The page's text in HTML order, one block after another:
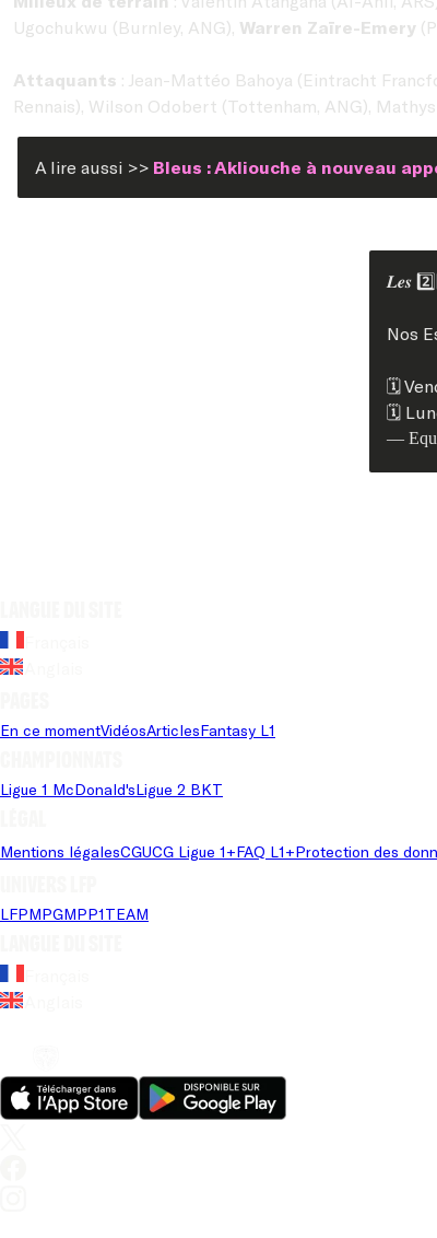
Ugochukwu (Burnley, ANG), Warren Zaïre-Emery
Attaquants : Jean-Mattéo Bahoya (Eintracht
Rennais), Wilson Odobert (Tottenham, ANG),
A lire aussi >> Bleus : Akliouche à nouveau
𝑳𝒆𝒔
Nos
🗓️
🗓️
—
En ce momentVidéosArticlesFantasy L1
Ligue 1 McDonald'sLigue 2 BKT
Mentions légalesCGUCG Ligue 1+FAQ L1+Protection des
LFPMPGMPP1TEAM